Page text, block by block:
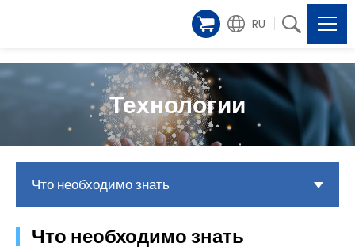
RU
Технологии
Что необходимо знать
Что необходимо знать